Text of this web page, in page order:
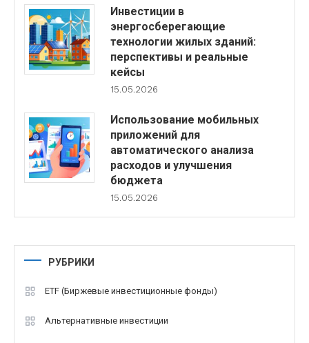
Инвестиции в
энергосберегающие
технологии жилых зданий:
перспективы и реальные
кейсы
15.05.2026
Использование мобильных
приложений для
автоматического анализа
расходов и улучшения
бюджета
15.05.2026
РУБРИКИ
ETF (Биржевые инвестиционные фонды)
Альтернативные инвестиции